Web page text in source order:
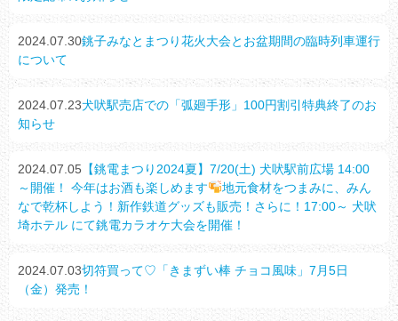
2024.07.30銚子みなとまつり花火大会とお盆期間の臨時列車運行
について
2024.07.23犬吠駅売店での「弧廻手形」100円割引特典終了のお
知らせ
2024.07.05 【銚電まつり2024夏】7/20(土) 犬吠駅前広場 14:00
～開催！ 今年はお酒も楽しめます
地元食材をつまみに、みん
なで乾杯しよう！新作鉄道グッズも販売！さらに！17:00～ 犬吠
埼ホテル にて銚電カラオケ大会を開催！
2024.07.03切符買って♡「きまずい棒 チョコ風味」7月5日
（金）発売！